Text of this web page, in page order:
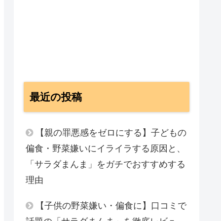
最近の投稿
【親の罪悪感をゼロにする】子どもの
偏食・野菜嫌いにイライラする原因と、
「サラダまんま」をガチでおすすめする
理由
【子供の野菜嫌い・偏食に】口コミで